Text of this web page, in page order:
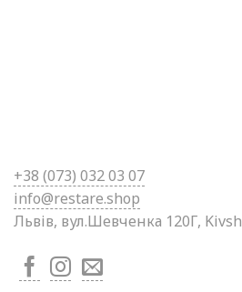
+38 (073) 032 03 07
info@restare.shop
Львів, вул.Шевченка 120Г, Kivsh